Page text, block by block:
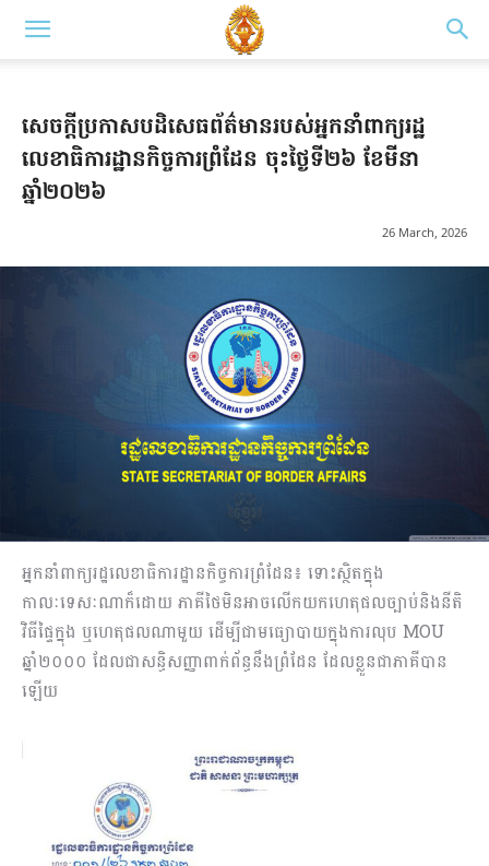
សេចក្ដីប្រកាសបដិសេធព័ត៌មានរបស់អ្នកនាំពាក្យរដ្ឋ
លេខាធិការដ្ឋានកិច្ចការព្រំដែន ចុះថ្ងៃទី២៦ ខែមីនា
ឆ្នាំ២០២៦
26 March, 2026
អ្នកនាំពាក្យរដ្ឋលេខាធិការដ្ឋានកិច្ចការព្រំដែន៖ ទោះស្ថិតក្នុង
កាលៈទេសៈណាក៏ដោយ ភាគីថៃមិនអាចលើកយកហេតុផលច្បាប់និងនីតិ
វិធីផ្ទៃក្នុង ឬហេតុផលណាមួយ ដើម្បីជាមធ្យោបាយក្នុងការលុប MOU
ឆ្នាំ២០០០ ដែលជាសន្ធិសញ្ញាពាក់ព័ន្ធនឹងព្រំដែន ដែលខ្លួនជាភាគីបាន
ឡើយ